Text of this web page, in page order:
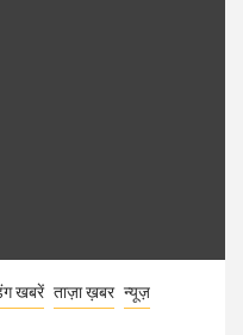
खबरें ताज़ा ख़बर न्यूज़